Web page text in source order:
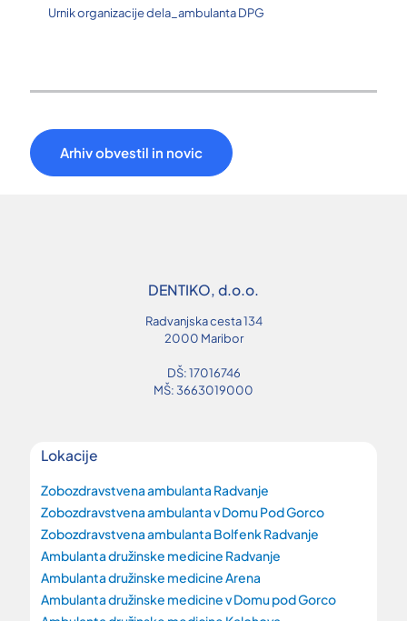
Urnik organizacije dela_ambulanta DPG
Arhiv obvestil in novic
DENTIKO, d.o.o.
Radvanjska cesta 134
2000 Maribor
DŠ: 17016746
MŠ: 3663019000
Lokacije
Zobozdravstvena ambulanta Radvanje
Zobozdravstvena ambulanta v Domu Pod Gorco
Zobozdravstvena ambulanta Bolfenk Radvanje
Ambulanta družinske medicine Radvanje
Ambulanta družinske medicine Arena
Ambulanta družinske medicine v Domu pod Gorco